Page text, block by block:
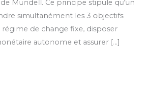
Mundell. Ce principe stipule qu’un
simultanément les 3 objectifs
régime de change fixe, disposer
autonome et assurer […]